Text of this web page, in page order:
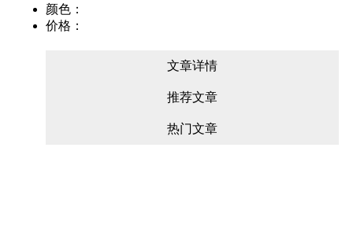
颜色：
价格：
文章详情
推荐文章
热门文章